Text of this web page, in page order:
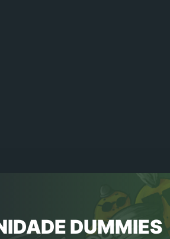
DUMMIES